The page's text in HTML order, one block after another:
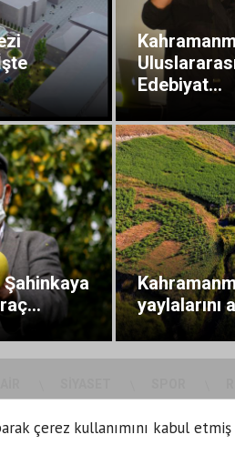
çerez kullanımını kabul etmiş
Edebiyat...
yaylalarını
Künye Gizlilik